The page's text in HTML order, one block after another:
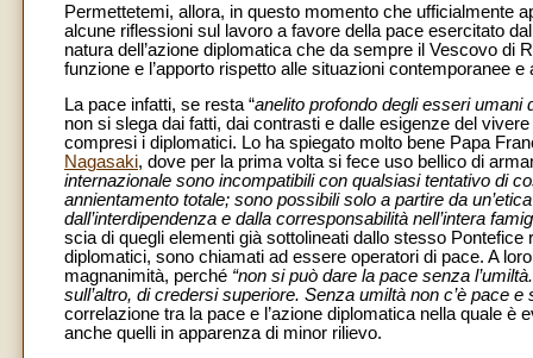
Permettetemi, allora, in questo momento che ufficialmente
alcune riflessioni sul lavoro a favore della pace esercitato
natura dell’azione diplomatica che da sempre il Vescovo
funzione e l’apporto rispetto alle situazioni contemporanee
La pace infatti, se resta “anelito profondo degli esseri umani
non si slega dai fatti, dai contrasti e dalle esigenze del
compresi i diplomatici. Lo ha spiegato molto bene Papa
Nagasaki, dove per la prima volta si fece uso bellico di
internazionale sono incompatibili con qualsiasi tentativo di
annientamento totale; sono possibili solo a partire da
dall’interdipendenza e dalla corresponsabilità nell’intera
scia di quegli elementi già sottolineati dallo stesso
diplomatici, sono chiamati ad essere operatori di pace. A
magnanimità, perché “non si può dare la pace senza
sull’altro, di credersi superiore. Senza umiltà non c’è pace e
correlazione tra la pace e l’azione diplomatica nella quale
anche quelli in apparenza di minor rilievo.